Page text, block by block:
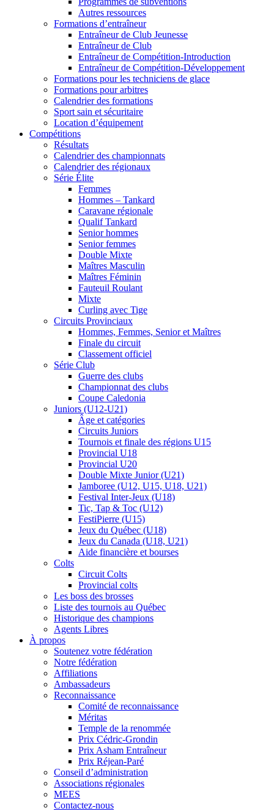
Autres ressources
Formations d’entraîneur
Entraîneur de Club Jeunesse
Entraîneur de Club
Entraîneur de Compétition-Introduction
Entraîneur de Compétition-Développement
Formations pour les techniciens de glace
Formations pour arbitres
Calendrier des formations
Sport sain et sécuritaire
Location d’équipement
Compétitions
Résultats
Calendrier des championnats
Calendrier des régionaux
Série Élite
Femmes
Hommes – Tankard
Caravane régionale
Qualif Tankard
Senior hommes
Senior femmes
Double Mixte
Maîtres Masculin
Maîtres Féminin
Fauteuil Roulant
Mixte
Curling avec Tige
Circuits Provinciaux
Hommes, Femmes, Senior et Maîtres
Finale du circuit
Classement officiel
Série Club
Guerre des clubs
Championnat des clubs
Coupe Caledonia
Juniors (U12-U21)
Âge et catégories
Circuits Juniors
Tournois et finale des régions U15
Provincial U18
Provincial U20
Double Mixte Junior (U21)
Jamboree (U12, U15, U18, U21)
Festival Inter-Jeux (U18)
Tic, Tap & Toc (U12)
FestiPierre (U15)
Jeux du Québec (U18)
Jeux du Canada (U18, U21)
Aide financière et bourses
Colts
Circuit Colts
Provincial colts
Les boss des brosses
Liste des tournois au Québec
Historique des champions
Agents Libres
À propos
Soutenez votre fédération
Notre fédération
Affiliations
Ambassadeurs
Reconnaissance
Comité de reconnaissance
Méritas
Temple de la renommée
Prix Cédric-Grondin
Prix Asham Entraîneur
Prix Réjean-Paré
Conseil d’administration
Associations régionales
MEES
Contactez-nous